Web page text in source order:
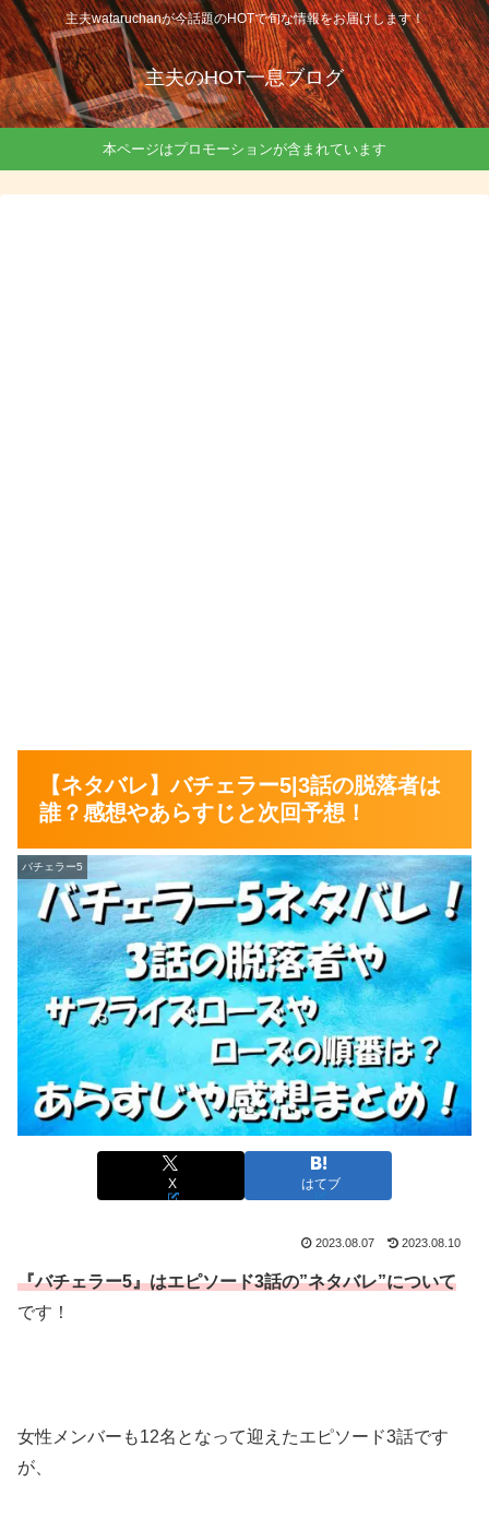
主夫wataruchanが今話題のHOTで旬な情報をお届けします！
主夫のHOT一息ブログ
本ページはプロモーションが含まれています
【ネタバレ】バチェラー5|3話の脱落者は
誰？感想やあらすじと次回予想！
バチェラー5
X はてブ
2023.08.07 2023.08.10
『バチェラー5』はエピソード3話の”ネタバレ”について
です！
女性メンバーも12名となって迎えたエピソード3話です
が、